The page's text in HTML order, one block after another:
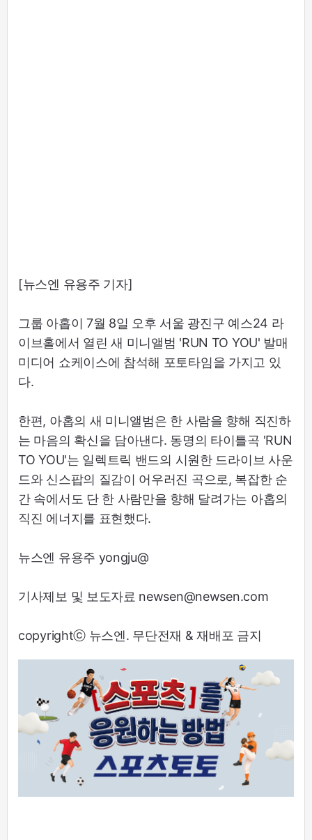
[뉴스엔 유용주 기자]
그룹 아홉이 7월 8일 오후 서울 광진구 예스24 라
이브홀에서 열린 새 미니앨범 'RUN TO YOU' 발매
미디어 쇼케이스에 참석해 포토타임을 가지고 있
다.
한편, 아홉의 새 미니앨범은 한 사람을 향해 직진하
는 마음의 확신을 담아낸다. 동명의 타이틀곡 'RUN
TO YOU'는 일렉트릭 밴드의 시원한 드라이브 사운
드와 신스팝의 질감이 어우러진 곡으로, 복잡한 순
간 속에서도 단 한 사람만을 향해 달려가는 아홉의
직진 에너지를 표현했다.
뉴스엔 유용주 yongju@
기사제보 및 보도자료 newsen@newsen.com
copyrightⓒ 뉴스엔. 무단전재 & 재배포 금지